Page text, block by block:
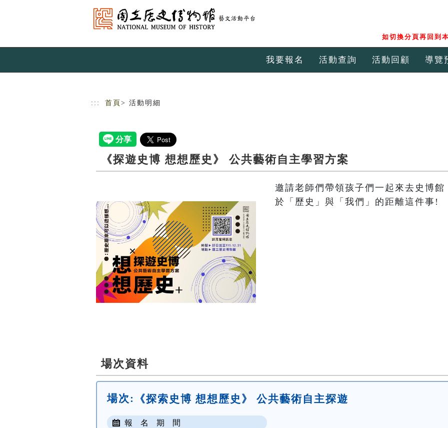
如切換分頁再回到
我要報名 活動查詢 活動回顧 導覽
::: 首頁 > 活動明細
《探遊史博 想想歷史》 公共藝術自主學習方案
邀請老師們帶領孩子們一起來去史博
於「歷史」與「我們」的距離這件事!
場次資料
場次: 《探索史博 想想歷史》 公共藝術自主探遊
報 名 期 間